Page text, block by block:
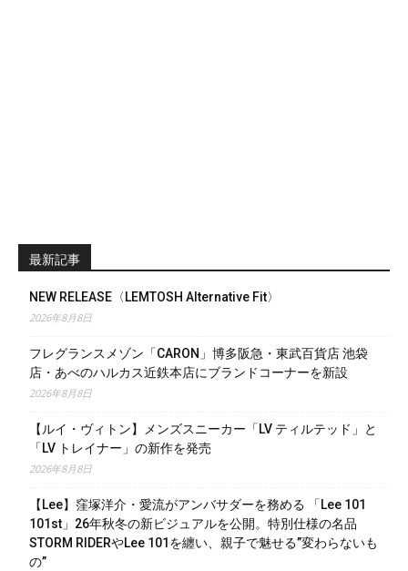
最新記事
NEW RELEASE〈LEMTOSH Alternative Fit〉
2026年8月8日
フレグランスメゾン「CARON」博多阪急・東武百貨店 池袋
店・あべのハルカス近鉄本店にブランドコーナーを新設
2026年8月8日
【ルイ・ヴィトン】メンズスニーカー「LV ティルテッド」と
「LV トレイナー」の新作を発売
2026年8月8日
【Lee】窪塚洋介・愛流がアンバサダーを務める 「Lee 101
101st」26年秋冬の新ビジュアルを公開。特別仕様の名品
STORM RIDERやLee 101を纏い、親子で魅せる”変わらないも
の”